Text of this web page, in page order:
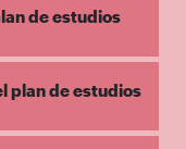
de estudios
plan de estudios